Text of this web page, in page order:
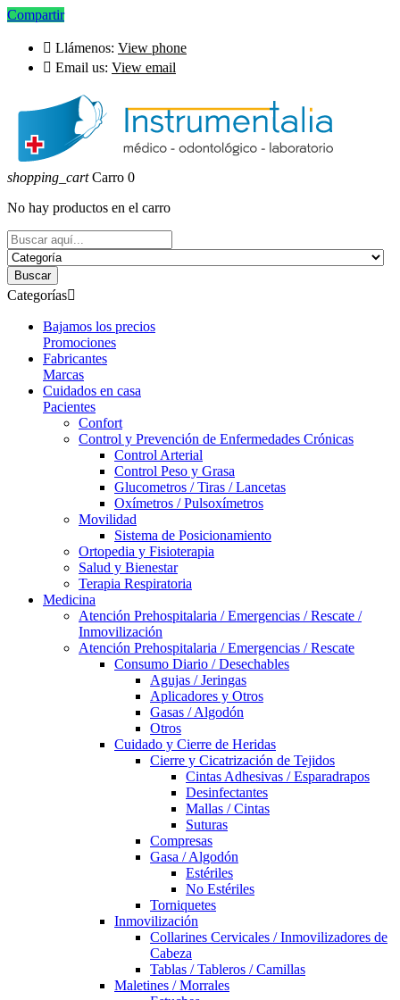
Compartir
 Llámenos: View phone
 Email us: View email
shopping_cart Carro 0
No hay productos en el carro
Buscar
Categorías
Bajamos los precios
Promociones
Fabricantes
Marcas
Cuidados en casa
Pacientes
Confort
Control y Prevención de Enfermedades Crónicas
Control Arterial
Control Peso y Grasa
Glucometros / Tiras / Lancetas
Oxímetros / Pulsoxímetros
Movilidad
Sistema de Posicionamiento
Ortopedia y Fisioterapia
Salud y Bienestar
Terapia Respiratoria
Medicina
Atención Prehospitalaria / Emergencias / Rescate /
Inmovilización
Atención Prehospitalaria / Emergencias / Rescate
Consumo Diario / Desechables
Agujas / Jeringas
Aplicadores y Otros
Gasas / Algodón
Otros
Cuidado y Cierre de Heridas
Cierre y Cicatrización de Tejidos
Cintas Adhesivas / Esparadrapos
Desinfectantes
Mallas / Cintas
Suturas
Compresas
Gasa / Algodón
Estériles
No Estériles
Torniquetes
Inmovilización
Collarines Cervicales / Inmovilizadores de
Cabeza
Tablas / Tableros / Camillas
Maletines / Morrales